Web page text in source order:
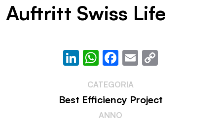
Auftritt Swiss Life
LinkedIn
WhatsApp
Facebook
Email
CATEGORIA
Best Efficiency Project
ANNO